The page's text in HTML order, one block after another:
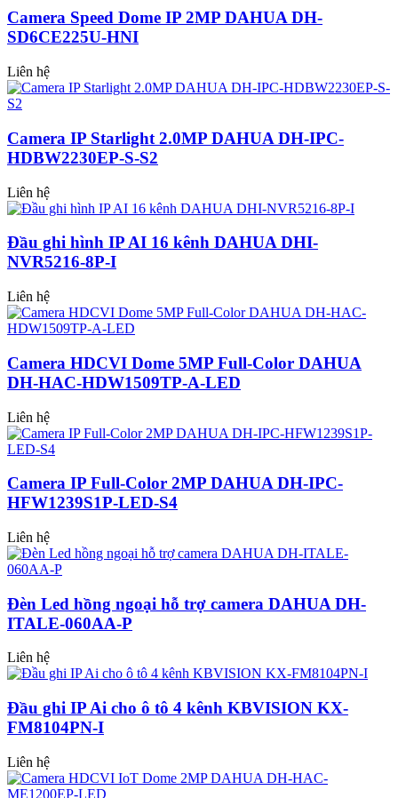
Camera Speed Dome IP 2MP DAHUA DH-
SD6CE225U-HNI
Liên hệ
Camera IP Starlight 2.0MP DAHUA DH-IPC-
HDBW2230EP-S-S2
Liên hệ
Đầu ghi hình IP AI 16 kênh DAHUA DHI-
NVR5216-8P-I
Liên hệ
Camera HDCVI Dome 5MP Full-Color DAHUA
DH-HAC-HDW1509TP-A-LED
Liên hệ
Camera IP Full-Color 2MP DAHUA DH-IPC-
HFW1239S1P-LED-S4
Liên hệ
Đèn Led hồng ngoại hỗ trợ camera DAHUA DH-
ITALE-060AA-P
Liên hệ
Đầu ghi IP Ai cho ô tô 4 kênh KBVISION KX-
FM8104PN-I
Liên hệ